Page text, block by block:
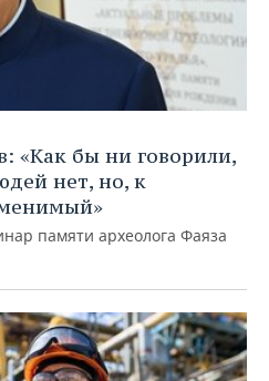
«Как бы ни говорили,
нет, но, к
памяти археолога Фаяза